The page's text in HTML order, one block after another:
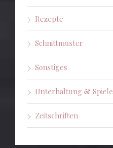
Rezepte
Schnittmuster
Sonstiges
Unterhaltung & Spiele
Zeitschriften